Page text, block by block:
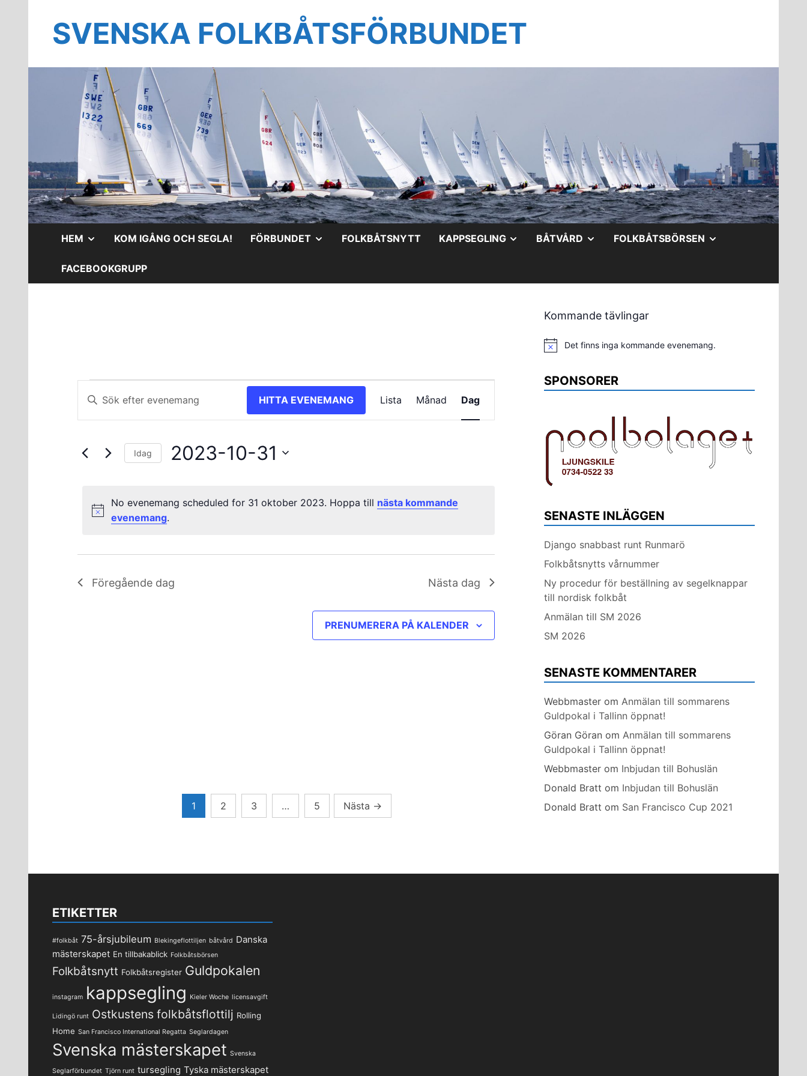
innehållSVENSKA FOLKBÅTSFÖRBUNDET
HEM VISA
UNDERMENY
KOM IGÅNG OCH SEGLA! FÖRBUNDET VISAFOLKBÅTSNYTT KAPPSEGLING VISABÅTVÅRD VISAFOLKBÅTSBÖRSEN
FACEBOOKGRUPP
Evenemang
för
31
2023No evenemang scheduled for 31 oktober 2023. Hoppa till nästa kommande
evenemang.
Views
Ange
nyckelord.
Sök
Evenemang
HITTA EVENEMANG
vynavigering
Lista Månad Dag
Idag 2023-10-31
Föregående dag Nästa dag
PRENUMERERA PÅ KALENDER
1 2 3 … 5 Nästa →
Kommande tävlingar
Notis Det finns inga kommande evenemang.
SPONSORER
SENASTE INLÄGGEN
Django snabbast runt Runmarö
Folkbåtsnytts vårnummer
Ny procedur för beställning av segelknappar
till nordisk folkbåt
Anmälan till SM 2026
SM 2026
SENASTE KOMMENTARER
Webbmaster om Anmälan till sommarens
Guldpokal i Tallinn öppnat!
Göran Göran om Anmälan till sommarens
Guldpokal i Tallinn öppnat!
Webbmaster om Inbjudan till Bohuslän
Donald Bratt om Inbjudan till Bohuslän
Donald Bratt om San Francisco Cup 2021
ETIKETTER
#folkbåt 75-årsjubileum Blekingeflottiljen båtvård Danska
mästerskapet En tillbakablick Folkbåtsbörsen
Folkbåtsnytt Folkbåtsregister Guldpokalen
instagram kappsegling Kieler Woche licensavgift
Lidingö runt Ostkustens folkbåtsflottilj Rolling
Home San Francisco International Regatta Seglardagen
Svenska mästerskapet Svenska
Seglarförbundet Tjörn runt tursegling Tyska mästerskapet